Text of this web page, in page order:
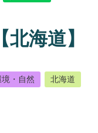
海道】
境・自然 北海道